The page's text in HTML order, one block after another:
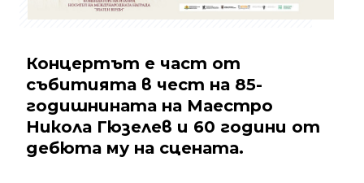
Концертът е част от
събитията в чест на 85-
годишнината на Маестро
Никола Гюзелев и 60 години от
дебюта му на сцената.